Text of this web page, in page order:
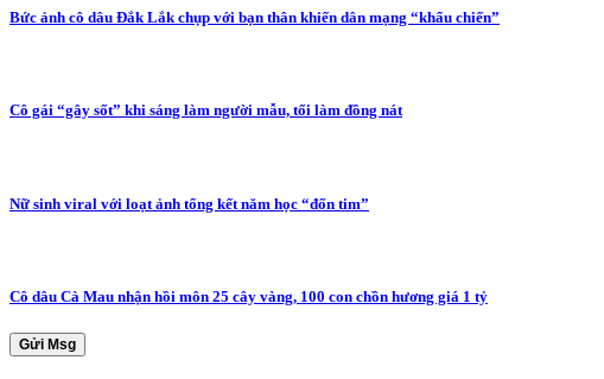
Bức ảnh cô dâu Đắk Lắk chụp với bạn thân khiến dân mạng “khẩu chiến”
Cô gái “gây sốt” khi sáng làm người mẫu, tối làm đồng nát
Nữ sinh viral với loạt ảnh tổng kết năm học “đốn tim”
Cô dâu Cà Mau nhận hồi môn 25 cây vàng, 100 con chồn hương giá 1 tỷ
Gửi Msg